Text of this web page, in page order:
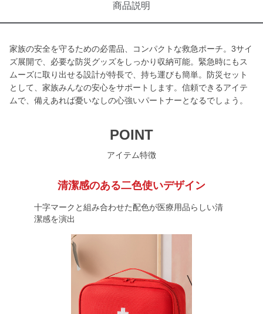
商品説明
家族の安全を守るための必需品、コンパクトな救急ポーチ。3サイ
ズ展開で、必要な防災グッズをしっかり収納可能。緊急時にもス
ムーズに取り出せる設計が特長で、持ち運びも簡単。防災セット
として、家族みんなの安心をサポートします。信頼できるアイテ
ムで、備えあれば憂いなしの心強いパートナーとなるでしょう。
POINT
アイテム特徴
清潔感のある二色使いデザイン
十字マークと組み合わせた配色が医療用品らしい清
潔感を演出